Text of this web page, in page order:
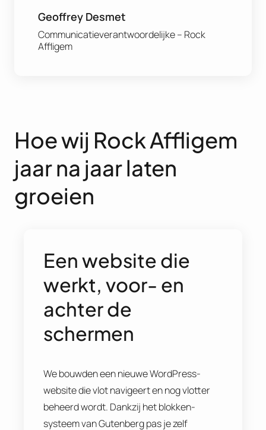
Geoffrey Desmet
Communicatieverantwoordelijke – Rock
Affligem
Hoe wij Rock Affligem
jaar na jaar laten
groeien
Een website die
werkt, voor- en
achter de
schermen
We bouwden een nieuwe WordPress-
website die vlot navigeert en nog vlotter
beheerd wordt. Dankzij het blokken­
systeem van Gutenberg pas je zelf